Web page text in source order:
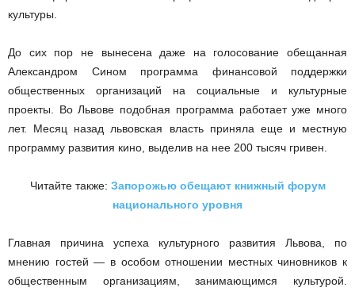
культуры.
До сих пор не вынесена даже на голосование обещанная
Александром Сином программа финансовой поддержки
общественных организаций на социальные и культурные
проекты. Во Львове подобная программа работает уже много
лет. Месяц назад львовская власть приняла еще и местную
программу развития кино, выделив на нее 200 тысяч гривен.
Читайте также: Запорожью обещают книжный форум
национального уровня
Главная причина успеха культурного развития Львова, по
мнению гостей — в особом отношении местных чиновников к
общественным организациям, занимающимся культурой.